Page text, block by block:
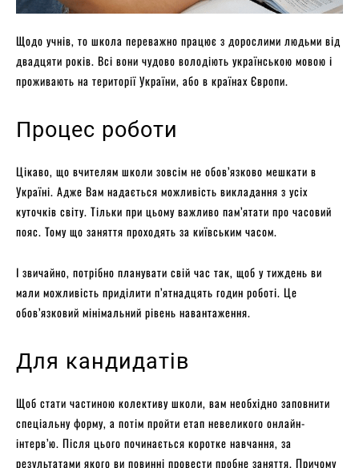
Щодо учнів, то школа переважно працює з дорослими людьми від
двадцяти років. Всі вони чудово володіють українською мовою і
проживають на території України, або в країнах Європи.
Процес роботи
Цікаво, що вчителям школи зовсім не обов’язково мешкати в
Україні. Адже Вам надається можливість викладання з усіх
куточків світу. Тільки при цьому важливо пам’ятати про часовий
пояс. Тому що заняття проходять за київським часом.
І звичайно, потрібно планувати свій час так, щоб у тиждень ви
мали можливість приділити п’ятнадцять годин роботі. Це
обов’язковий мінімальний рівень навантаження.
Для кандидатів
Щоб стати частиною колективу школи, вам необхідно заповнити
спеціальну форму, а потім пройти етап невеликого онлайн-
інтерв’ю. Після цього починається коротке навчання, за
результатами якого ви повинні провести пробне заняття. Причому